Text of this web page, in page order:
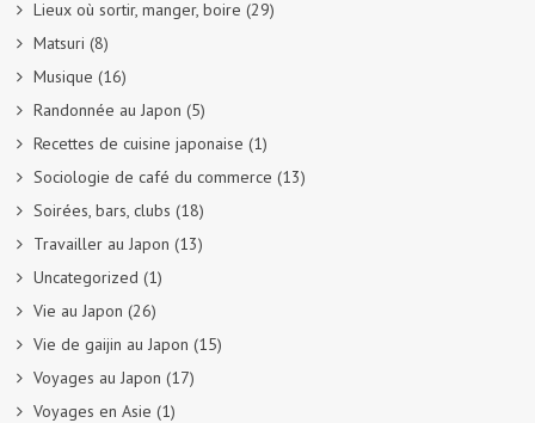
Lieux où sortir, manger, boire (29)
Matsuri (8)
Musique (16)
Randonnée au Japon (5)
Recettes de cuisine japonaise (1)
Sociologie de café du commerce (13)
Soirées, bars, clubs (18)
Travailler au Japon (13)
Uncategorized (1)
Vie au Japon (26)
Vie de gaijin au Japon (15)
Voyages au Japon (17)
Voyages en Asie (1)